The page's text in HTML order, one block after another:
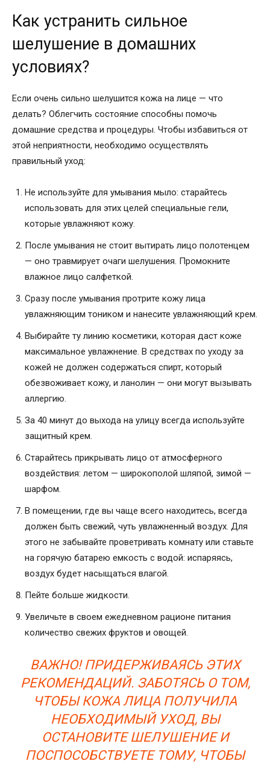
Как устранить сильное
шелушение в домашних
условиях?
Если очень сильно шелушится кожа на лице — что
делать? Облегчить состояние способны помочь
домашние средства и процедуры. Чтобы избавиться от
этой неприятности, необходимо осуществлять
правильный уход:
Не используйте для умывания мыло: старайтесь
использовать для этих целей специальные гели,
которые увлажняют кожу.
После умывания не стоит вытирать лицо полотенцем
— оно травмирует очаги шелушения. Промокните
влажное лицо салфеткой.
Сразу после умывания протрите кожу лица
увлажняющим тоником и нанесите увлажняющий крем.
Выбирайте ту линию косметики, которая даст коже
максимальное увлажнение. В средствах по уходу за
кожей не должен содержаться спирт, который
обезвоживает кожу, и ланолин — они могут вызывать
аллергию.
За 40 минут до выхода на улицу всегда используйте
защитный крем.
Старайтесь прикрывать лицо от атмосферного
воздействия: летом — широкополой шляпой, зимой —
шарфом.
В помещении, где вы чаще всего находитесь, всегда
должен быть свежий, чуть увлажненный воздух. Для
этого не забывайте проветривать комнату или ставьте
на горячую батарею емкость с водой: испаряясь,
воздух будет насыщаться влагой.
Пейте больше жидкости.
Увеличьте в своем ежедневном рационе питания
количество свежих фруктов и овощей.
ВАЖНО! ПРИДЕРЖИВАЯСЬ ЭТИХ
РЕКОМЕНДАЦИЙ. ЗАБОТЯСЬ О ТОМ,
ЧТОБЫ КОЖА ЛИЦА ПОЛУЧИЛА
НЕОБХОДИМЫЙ УХОД, ВЫ
ОСТАНОВИТЕ ШЕЛУШЕНИЕ И
ПОСПОСОБСТВУЕТЕ ТОМУ, ЧТОБЫ